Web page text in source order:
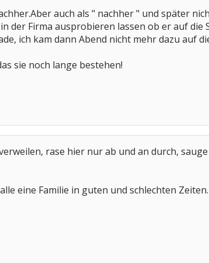
auch als " nachher " und später
der Firma ausprobieren lassen ob er auf die
ich kam dann Abend nicht mehr dazu auf
sie noch lange bestehen!
rase hier nur ab und an durch,
eine Familie in guten und schlechten Zeiten.